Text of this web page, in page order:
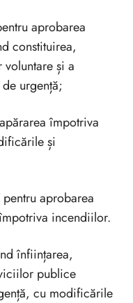
aprobarea
constituirea,
și a
urgență;
împotriva
și
aprobarea
incendiilor.
înființarea,
publice
cu modificările